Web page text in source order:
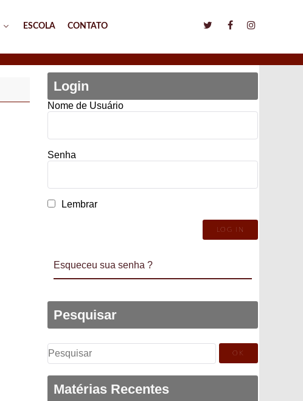
ESCOLA CONTATO
Login
Nome de Usuário
Senha
Lembrar
Esqueceu sua senha ?
Pesquisar
Pesquisar
por:
Matérias Recentes